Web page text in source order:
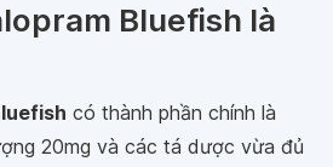
Bluefish là
có thành phần chính là
20mg và các tá dược vừa đủ